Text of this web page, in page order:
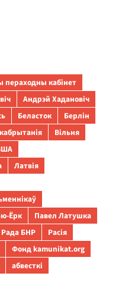
пераходны кабінет
Андрэй Хадановіч
Беласток
Берлін
Вільня
Латвія
Ёрк
Павел Латушка
Рада БНР
Расія
Фонд kamunikat.org
абвесткі